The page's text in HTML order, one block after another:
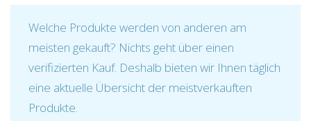
Welche Produkte werden von anderen am
meisten gekauft? Nichts geht über einen
verifizierten Kauf. Deshalb bieten wir Ihnen täglich
eine aktuelle Übersicht der meistverkauften
Produkte.